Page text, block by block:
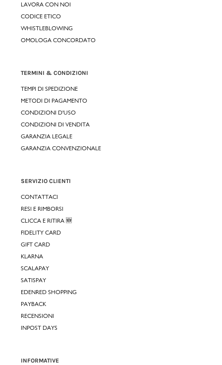
LAVORA CON NOI
CODICE ETICO
WHISTLEBLOWING
OMOLOGA CONCORDATO
TERMINI & CONDIZIONI
TEMPI DI SPEDIZIONE
METODI DI PAGAMENTO
CONDIZIONI D'USO
CONDIZIONI DI VENDITA
GARANZIA LEGALE
GARANZIA CONVENZIONALE
SERVIZIO CLIENTI
CONTATTACI
RESI E RIMBORSI
CLICCA E RITIRA 🆕
FIDELITY CARD
GIFT CARD
KLARNA
SCALAPAY
SATISPAY
EDENRED SHOPPING
PAYBACK
RECENSIONI
INPOST DAYS
INFORMATIVE